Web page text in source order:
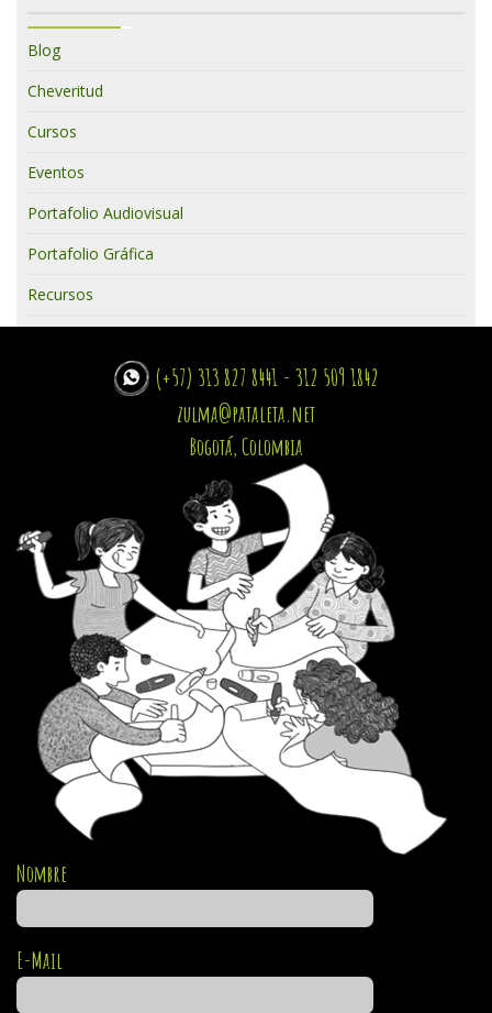
Blog
Cheveritud
Cursos
Eventos
Portafolio Audiovisual
Portafolio Gráfica
Recursos
(+57) 313 827 8441 - 312 509 1842
zulma@pataleta.net
Bogotá, Colombia
Nombre
E-Mail